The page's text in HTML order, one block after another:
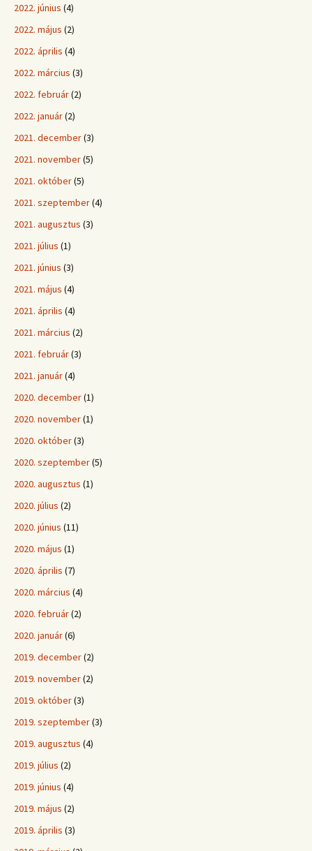
2022. június (4)
2022. május (2)
2022. április (4)
2022. március (3)
2022. február(2)
2022. január(2)
2021. december(3)
2021. november(5)
2021. október(5)
2021. szeptember(4)
2021. augusztus (3)
2021. július (1)
2021. június (3)
2021. május (4)
2021. április (4)
2021. március (2)
2021. február(3)
2021. január(4)
2020. december(1)
2020. november(1)
2020. október(3)
2020. szeptember(5)
2020. augusztus (1)
2020. július (2)
2020. június (11)
2020. május (1)
2020. április (7)
2020. március (4)
2020. február(2)
2020. január(6)
2019. december(2)
2019. november(2)
2019. október(3)
2019. szeptember(3)
2019. augusztus (4)
2019. július (2)
2019. június (4)
2019. május (2)
2019. április (3)